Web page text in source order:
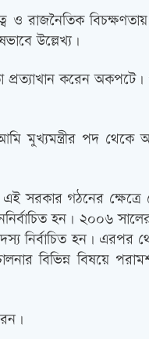
রাজনৈতিক বিচক্ষণতায়
উল্লেখ্য।
করেন
মুখ্যমন্ত্রীর পদ থেকে
সরকার গঠনের
হন। ২০০৬ সালের
নির্বাচিত হন।
বিভিন্ন বিষয়ে